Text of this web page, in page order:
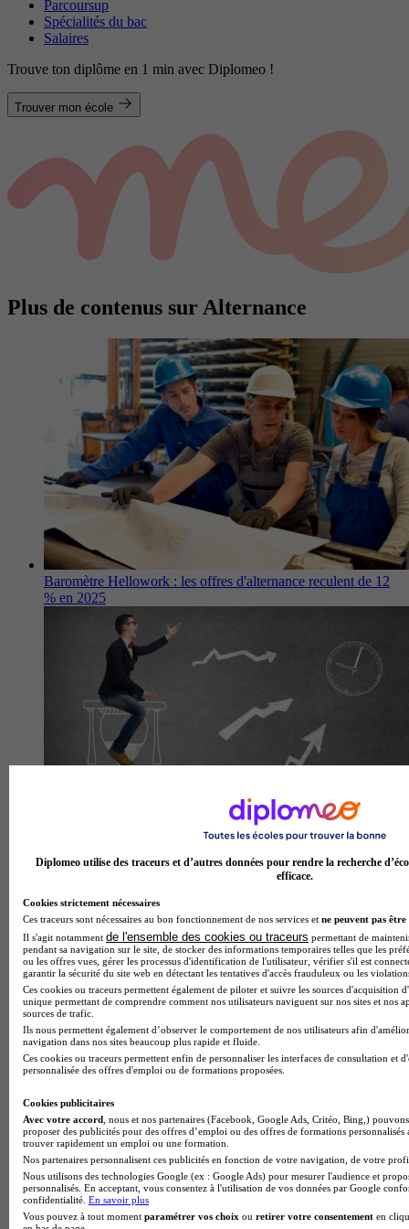
Parcoursup
Spécialités du bac
Salaires
Trouve ton diplôme en 1 min avec Diplomeo !
Trouver mon école
Plus de contenus sur Alternance
Baromètre Hellowork : les offres d'alternance reculent de 12
% en 2025
candidatures
Formations en alternance à Amiens : Interfor ou le CFA qui
mise sur l’accompagnement
Diplomeo utilise des traceurs et d’autres données pour rendre la recherche
efficace.
Cookies strictement nécessaires
Ces traceurs sont nécessaires au bon fonctionnement de nos services et ne peuvent pas être
Il s'agit notamment de l'ensemble des cookies ou traceurs permettant de
pendant sa navigation sur le site, de stocker des informations temporaires telles que les
ou les offres vues, gérer les processus d'identification de l'utilisateur, vérifier s'il est
garantir la sécurité du site web en détectant les tentatives d'accès frauduleux ou les
Ces cookies ou traceurs permettent également de piloter et suivre les sources d'acquisition
unique permettant de comprendre comment nos utilisateurs naviguent sur nos sites et nos
sources de trafic.
Ils nous permettent également d’observer le comportement de nos utilisateurs afin
navigation dans nos sites beaucoup plus rapide et fluide.
Ces cookies ou traceurs permettent enfin de personnaliser les interfaces de consultation et
personnalisée des offres d'emploi ou de formations proposées.
Cookies publicitaires
Avec votre accord , nous et nos partenaires (Facebook, Google Ads, Critéo, Bing,)
proposer des publicités pour des offres d’emploi ou des offres de formations
trouver rapidement un emploi ou une formation.
Nos partenaires personnalisent ces publicités en fonction de votre navigation, de votre
Nous utilisons des technologies Google (ex : Google Ads) pour mesurer l'audience et
personnalisés. En acceptant, vous consentez à l'utilisation de vos données par Google
confidentialité. En savoir plus
Vous pouvez à tout moment paramétrer vos choix ou retirer votre consentement en